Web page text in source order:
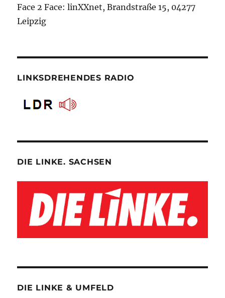
Face 2 Face: linXXnet, Brandstraße 15, 04277
Leipzig
LINKSDREHENDES RADIO
DIE LINKE. SACHSEN
DIE LINKE & UMFELD